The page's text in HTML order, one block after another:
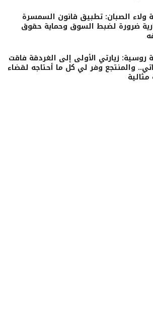
ولاء الصبان: تطبيق قانون السمسرة
ضرورة لضبط السوق وحماية حقوق
روسية: زيارتي الأولى إلى الغردقة فاقت
والمنتجع وفر لي كل ما أحتاجه لقضاء